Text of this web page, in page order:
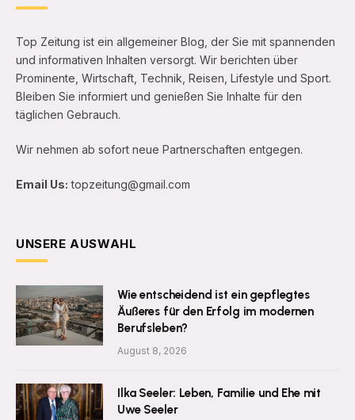
Top Zeitung ist ein allgemeiner Blog, der Sie mit spannenden
und informativen Inhalten versorgt. Wir berichten über
Prominente, Wirtschaft, Technik, Reisen, Lifestyle und Sport.
Bleiben Sie informiert und genießen Sie Inhalte für den
täglichen Gebrauch.
Wir nehmen ab sofort neue Partnerschaften entgegen.
Email Us: topzeitung@gmail.com
UNSERE AUSWAHL
Wie entscheidend ist ein gepflegtes
Äußeres für den Erfolg im modernen
Berufsleben?
August 8, 2026
Ilka Seeler: Leben, Familie und Ehe mit
Uwe Seeler